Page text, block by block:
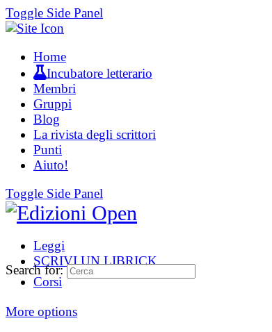
Toggle Side Panel
Home
Incubatore letterario
Membri
Gruppi
Blog
La rivista degli scrittori
Punti
Aiuto!
Toggle Side Panel
Leggi
SCRIVI UN LIBRICK
Corsi
More options
Search for: